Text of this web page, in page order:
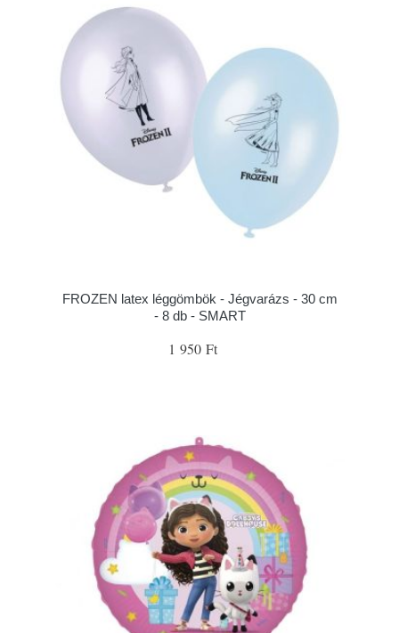
FROZEN latex léggömbök - Jégvarázs - 30 cm
- 8 db - SMART
1 950 Ft